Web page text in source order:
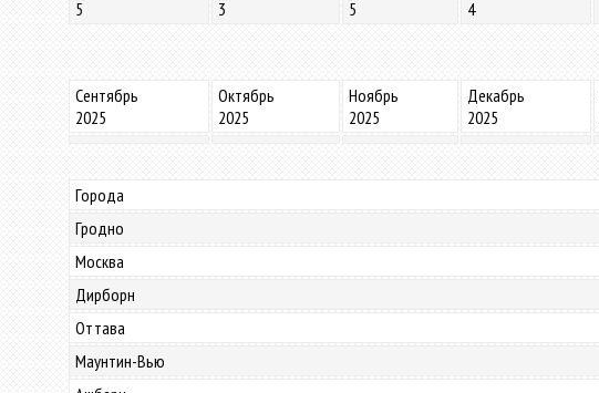
5
3 5 4
Сентябрь
2025
Октябрь
2025
Ноябрь
2025
Декабрь
2025
Города
Гродно
Москва
Дирборн
Оттава
Маунтин-Вью